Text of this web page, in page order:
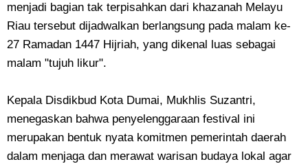
menjadi bagian tak terpisahkan dari khazanah Melayu
Riau tersebut dijadwalkan berlangsung pada malam ke-
27 Ramadan 1447 Hijriah, yang dikenal luas sebagai
malam "tujuh likur".
Kepala Disdikbud Kota Dumai, Mukhlis Suzantri,
menegaskan bahwa penyelenggaraan festival ini
merupakan bentuk nyata komitmen pemerintah daerah
dalam menjaga dan merawat warisan budaya lokal agar